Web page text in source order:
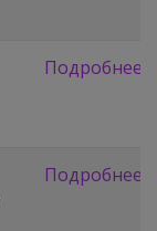
Подробнее
Подробнее